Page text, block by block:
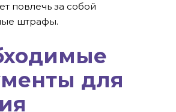
повлечь за собой
штрафы.
для